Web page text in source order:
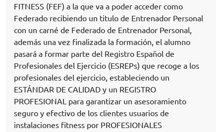
FITNESS (FEF) a la que va a poder acceder como
Federado recibiendo un titulo de Entrenador Personal
con un carné de Federado de Entrenador Personal,
además una vez finalizada la formación, el alumno
pasará a formar parte del Registro Español de
Profesionales del Ejercicio (ESREPs) que recoge a los
profesionales del ejercicio, estableciendo un
ESTÁNDAR DE CALIDAD y un REGISTRO
PROFESIONAL para garantizar un asesoramiento
seguro y efectivo de los clientes usuarios de
instalaciones fitness por PROFESIONALES